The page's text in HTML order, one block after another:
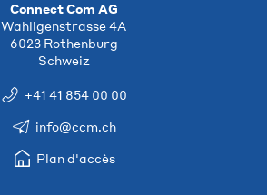
Connect Com AG
Wahligenstrasse 4A
6023 Rothenburg
Schweiz
+41 41 854 00 00
info@ccm.ch
Plan d'accès